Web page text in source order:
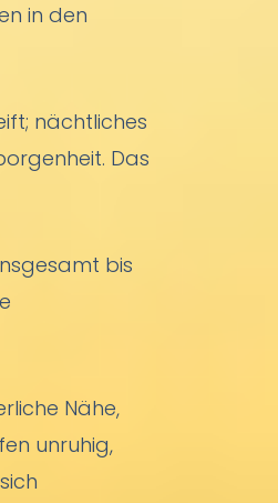
in den
nächtliches
Das
bis
Nähe,
unruhig,